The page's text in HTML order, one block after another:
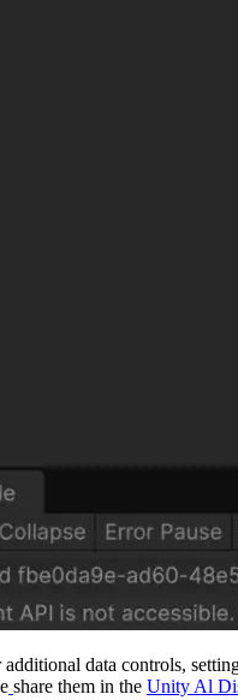
data controls,
share them in the Unity Al